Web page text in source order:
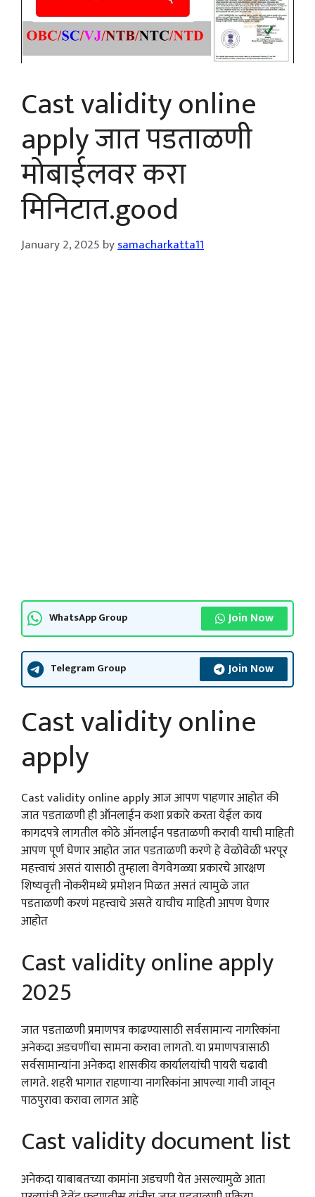
Cast validity online
apply जात पडताळणी
मोबाईलवर करा
मिनिटात.good
January 2, 2025 bysamacharkatta11
WhatsApp Group Join Now
Telegram Group Join Now
Cast validity online
apply
Cast validity online apply आज आपण पाहणार आहोत की
जात पडताळणी ही ऑनलाईन कशा प्रकारे करता येईल काय
कागदपत्रे लागतील कोठे ऑनलाईन पडताळणी करावी याची माहिती
आपण पूर्ण घेणार आहोत जात पडताळणी करणे हे वेळोवेळी भरपूर
महत्त्वाचं असतं यासाठी तुम्हाला वेगवेगळ्या प्रकारचे आरक्षण
शिष्यवृत्ती नोकरीमध्ये प्रमोशन मिळत असतं त्यामुळे जात
पडताळणी करणं महत्त्वाचे असते याचीच माहिती आपण घेणार
आहोत
Cast validity online apply
2025
जात पडताळणी प्रमाणपत्र काढण्यासाठी सर्वसामान्य नागरिकांना
अनेकदा अडचणींचा सामना करावा लागतो. या प्रमाणपत्रासाठी
सर्वसामान्यांना अनेकदा शासकीय कार्यालयांची पायरी चढावी
लागते. शहरी भागात राहणाऱ्या नागरिकांना आपल्या गावी जावून
पाठपुरावा करावा लागत आहे
Cast validity document list
अनेकदा याबाबतच्या कामांना अडचणी येत असल्यामुळे आता